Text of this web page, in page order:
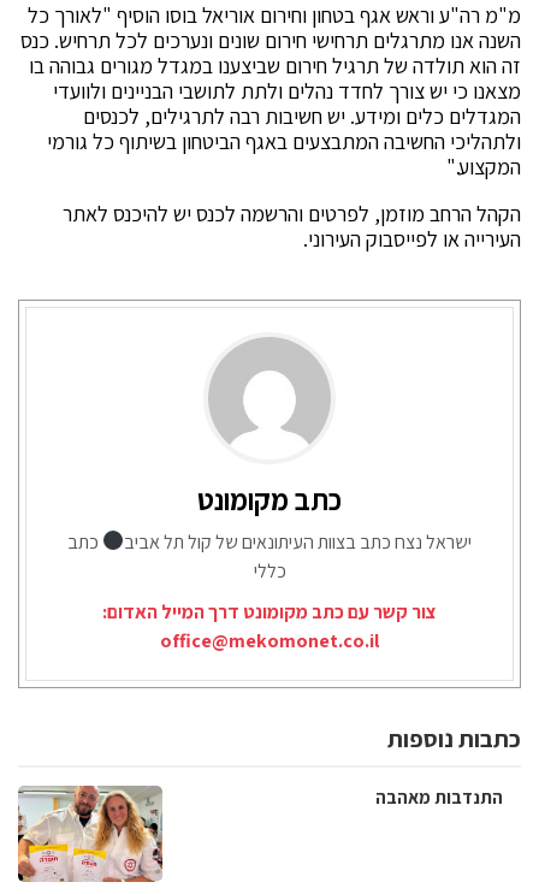
מ"מ רה"ע וראש אגף בטחון וחירום אוריאל בוסו הוסיף "לאורך כל
השנה אנו מתרגלים תרחישי חירום שונים ונערכים לכל תרחיש. כנס
זה הוא תולדה של תרגיל חירום שביצענו במגדל מגורים גבוהה בו
מצאנו כי יש צורך לחדד נהלים ולתת לתושבי הבניינים ולוועדי
המגדלים כלים ומידע. יש חשיבות רבה לתרגילים, לכנסים
ולתהליכי החשיבה המתבצעים באגף הביטחון בשיתוף כל גורמי
המקצוע."
הקהל הרחב מוזמן, לפרטים והרשמה לכנס יש להיכנס לאתר
העירייה או לפייסבוק העירוני.
כתב מקומונט
ישראל נצח כתב בצוות העיתונאים של קול תל אביב
כתב
כללי
צור קשר עם כתב מקומונט דרך המייל האדום:
office@mekomonet.co.il
כתבות נוספות
התנדבות מאהבה